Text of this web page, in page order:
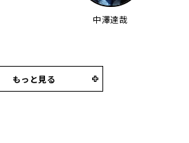
中澤達哉
もっと見る